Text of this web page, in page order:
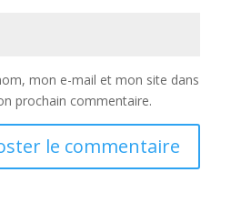
mon e-mail et mon site dans
prochain commentaire.